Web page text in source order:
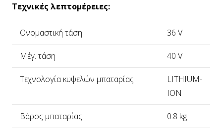
Τεχνικές λεπτομέρειες:
Ονομαστική τάση 36 V
Μέγ. τάση 40 V
Τεχνολογία κυψελών μπαταρίας
LITHIUM-
ION
Βάρος μπαταρίας 0.8 kg